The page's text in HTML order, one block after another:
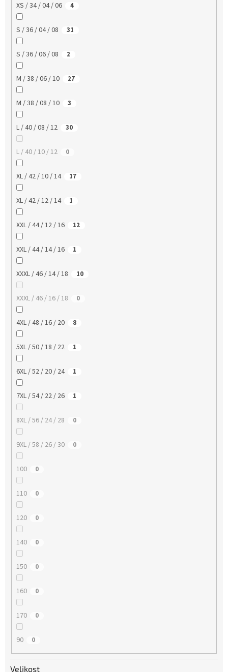
XS / 34 / 04 / 06 4
S / 36 / 04 / 08 31
S / 36 / 06 / 08 2
M / 38 / 06 / 10 27
M / 38 / 08 / 10 3
L / 40 / 08 / 12 30
L / 40 / 10 / 12 0
XL / 42 / 10 / 14 17
XL / 42 / 12 / 14 1
XXL / 44 / 12 / 16 12
XXL / 44 / 14 / 16 1
XXXL / 46 / 14 / 18 10
XXXL / 46 / 16 / 18 0
4XL / 48 / 16 / 20 8
5XL / 50 / 18 / 22 1
6XL / 52 / 20 / 24 1
7XL / 54 / 22 / 26 1
8XL / 56 / 24 / 28 0
9XL / 58 / 26 / 30 0
100 0
110 0
120 0
140 0
150 0
160 0
170 0
90 0
Velikost